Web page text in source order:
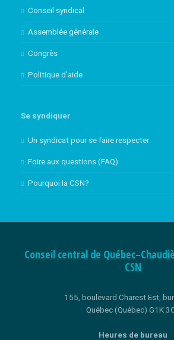
Conseil syndical
Assemblée générale
Congrès
Politique d’aide
Se syndiquer
Un syndicat pour se faire respecter
Foire aux questions (FAQ)
Pourquoi la CSN?
Conseil central de
CSN
155, boulevard Charest Est,
Québec (Québec) G1K
Heures de bureau